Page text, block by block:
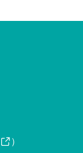
）